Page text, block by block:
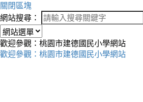
關閉區塊
網站搜尋：
歡迎參觀：桃園市建德國民小學網站
歡迎參觀：桃園市建德國民小學網站